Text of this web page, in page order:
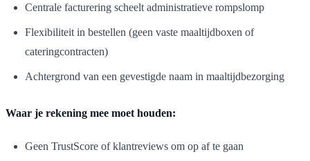
Centrale facturering scheelt administratieve rompslomp
Flexibiliteit in bestellen (geen vaste maaltijdboxen of
cateringcontracten)
Achtergrond van een gevestigde naam in maaltijdbezorging
Waar je rekening mee moet houden:
Geen TrustScore of klantreviews om op af te gaan